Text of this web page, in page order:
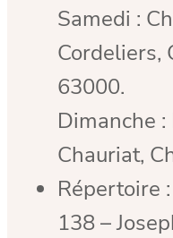
Samedi :
Cordeliers,
63000.
Dimanche
Chauriat,
Répertoire
138 –